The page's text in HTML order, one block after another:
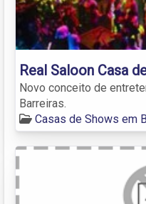
Real Saloon Casa
Novo conceito de
Barreiras.
Casas de Shows em